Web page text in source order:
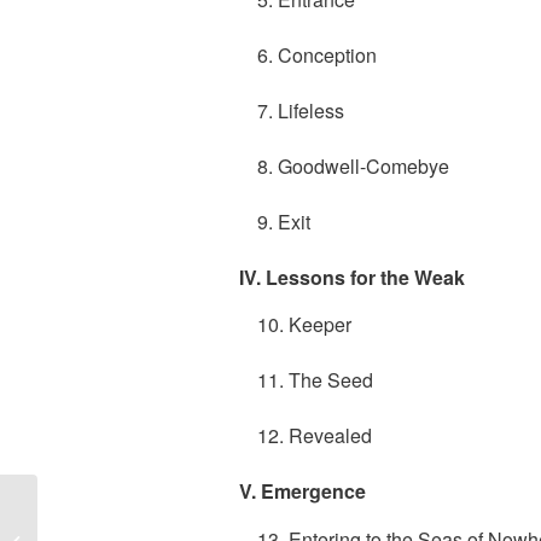
6. Conception
7. Lifeless
8. Goodwell-Comebye
9. Exit
IV. Lessons for the Weak
10. Keeper
11. The Seed
12. Revealed
V. Emergence